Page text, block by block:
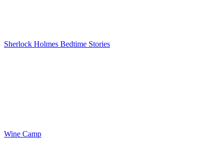
Sherlock Holmes Bedtime Stories
Wine Camp